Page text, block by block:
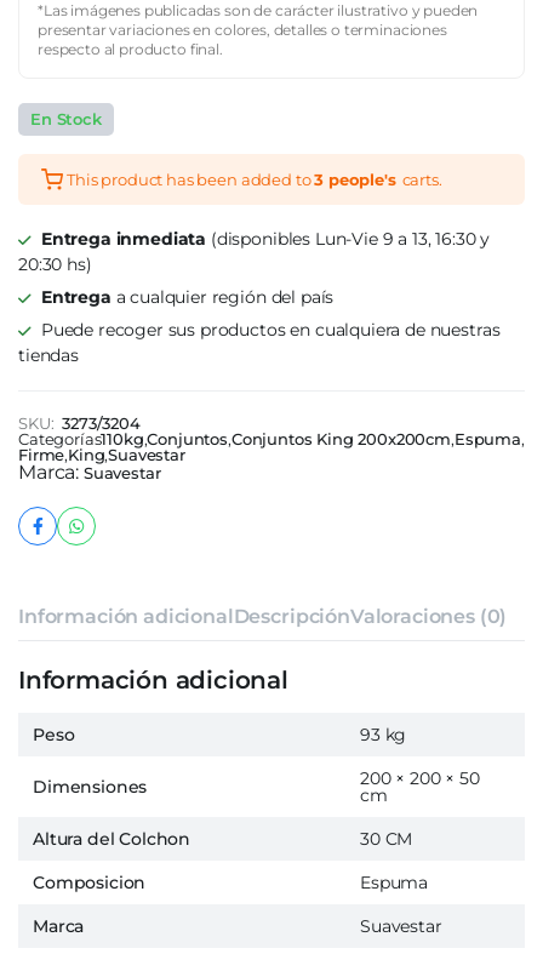
*Las imágenes publicadas son de carácter ilustrativo y pueden
presentar variaciones en colores, detalles o terminaciones
respecto al producto final.
En Stock
This product has been added to3 people's carts.
Entrega inmediata (disponibles Lun-Vie 9 a 13, 16:30 y
20:30 hs)
Entrega a cualquier región del país
Puede recoger sus productos en cualquiera de nuestras
tiendas
SKU: 3273/3204
Categorías110kg,Conjuntos,Conjuntos King 200x200cm,Espuma,
Firme,King,Suavestar
Marca: Suavestar
Información adicionalDescripciónValoraciones (0)
Información adicional
Peso 93 kg
Dimensiones 200 × 200 × 50
cm
Altura del Colchon
30 CM
Composicion
Espuma
Marca
Suavestar